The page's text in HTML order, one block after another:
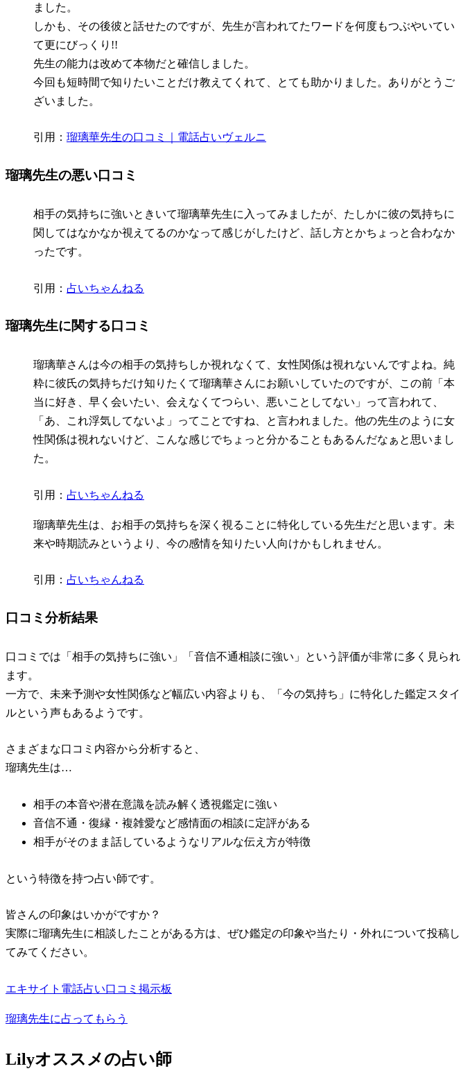
ました。
しかも、その後彼と話せたのですが、先生が言われてたワードを何度もつぶやいてい
て更にびっくり!!
先生の能力は改めて本物だと確信しました。
今回も短時間で知りたいことだけ教えてくれて、とても助かりました。ありがとうご
ざいました。
引用： 瑠璃華先生の口コミ｜電話占いヴェルニ
瑠璃先生の悪い口コミ
相手の気持ちに強いときいて瑠璃華先生に入ってみましたが、たしかに彼の気持ちに
関してはなかなか視えてるのかなって感じがしたけど、話し方とかちょっと合わなか
ったです。
引用： 占いちゃんねる
瑠璃先生に関する口コミ
瑠璃華さんは今の相手の気持ちしか視れなくて、女性関係は視れないんですよね。純
粋に彼氏の気持ちだけ知りたくて瑠璃華さんにお願いしていたのですが、この前「本
当に好き、早く会いたい、会えなくてつらい、悪いことしてない」って言われて、
「あ、これ浮気してないよ」ってことですね、と言われました。他の先生のように女
性関係は視れないけど、こんな感じでちょっと分かることもあるんだなぁと思いまし
た。
引用： 占いちゃんねる
瑠璃華先生は、お相手の気持ちを深く視ることに特化している先生だと思います。未
来や時期読みというより、今の感情を知りたい人向けかもしれません。
引用： 占いちゃんねる
口コミ分析結果
口コミでは 「相手の気持ちに強い」「音信不通相談に強い」
という評価が非常に多く見られ
ます。
一方で、未来予測や女性関係など幅広い内容よりも、「今の気持ち」に特化した鑑定スタイ
ルという声もあるようです。
さまざまな口コミ内容から分析すると、
瑠璃先生は…
相手の本音や潜在意識を読み解く透視鑑定に強い
音信不通・復縁・複雑愛など感情面の相談に定評がある
相手がそのまま話しているようなリアルな伝え方が特徴
という特徴を持つ占い師です。
皆さんの印象はいかがですか？
実際に瑠璃先生に相談したことがある方は、ぜひ鑑定の印象や当たり・外れについて投稿し
てみてください。
エキサイト電話占い口コミ掲示板
瑠璃先生に占ってもらう
Lilyオススメの占い師